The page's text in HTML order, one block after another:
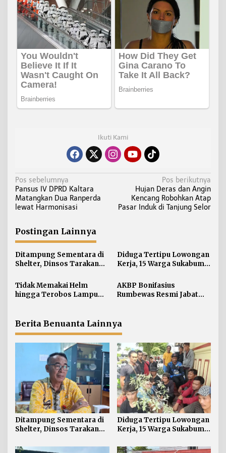
Ikuti Kami
N
a
v
g
a
s
i
p
o
Pos sebelumnya
Pansus IV DPRD Kaltara
Matangkan Dua Ranperda
lewat Harmonisasi
Pos berikutnya
Hujan Deras dan Angin
Kencang Robohkan Atap
Pasar Induk di Tanjung Selor
Postingan Lainnya
Ditampung Sementara di
Shelter, Dinsos Tarakan
Pekerja Asal Jawa Barat
Diduga Tertipu Lowongan
Kerja, 15 Warga Sukabumi
Tidak Memakai Helm
hingga Terobos Lampu
Tarakan
AKBP Bonifasius
Rumbewas Resmi Jabat
Personel Diproses Tanpa
Toleransi
Berita Benuanta Lainnya
Ditampung Sementara di
Shelter, Dinsos Tarakan
Pekerja Asal Jawa Barat
Diduga Tertipu Lowongan
Kerja, 15 Warga Sukabumi